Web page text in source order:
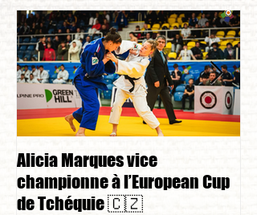
Alicia Marques vice
championne à l’European Cup
de Tchéquie 🇨🇿